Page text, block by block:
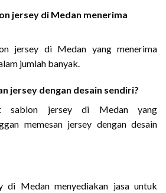
jersey di Medan menerima
jersey di Medan yang menerima
jumlah banyak.
jersey dengan desain sendiri?
sablon jersey di Medan yang
memesan jersey dengan desain
di Medan menyediakan jasa untuk